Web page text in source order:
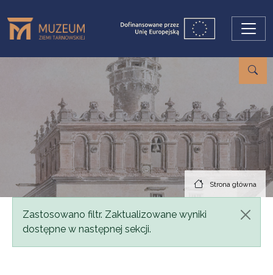
Strona główna
Komunikat
Zastosowano filtr. Zaktualizowane wyniki
dostępne w następnej sekcji.